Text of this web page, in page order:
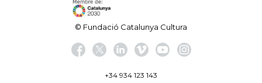
© Fundació Catalunya Cultura
+34 934 123 143